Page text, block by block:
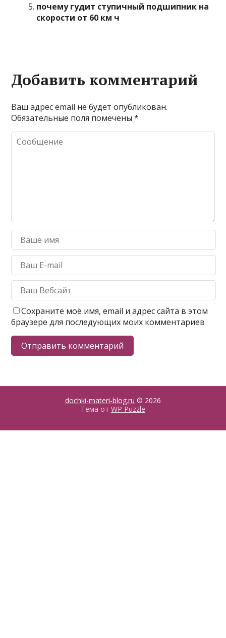
почему гудит ступичный подшипник на
скорости от 60 км ч
Добавить комментарий
Ваш адрес email не будет опубликован.
Обязательные поля помечены*
Сохраните моё имя, email и адрес сайта в этом
браузере для последующих моих комментариев
dochki-materi-blog.ru © 2026
Тема от WP Puzzle